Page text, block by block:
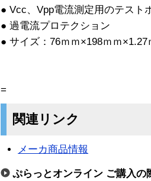
● Vcc、Vpp電流測定用のテスト
● 過電流プロテクション
● サイズ：76ｍｍ×198ｍｍ×1.27
=
関連リンク
メーカ商品情報
ぷらっとオンライン ご購入の